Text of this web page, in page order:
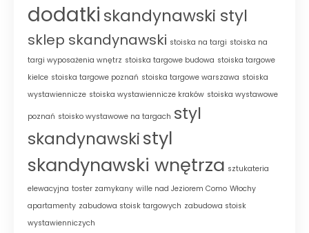
dodatki skandynawski styl
sklep skandynawski stoiska na targi stoiska na
targi wyposażenia wnętrz stoiska targowe budowa stoiska targowe
kielce stoiska targowe poznań stoiska targowe warszawa stoiska
wystawiennicze stoiska wystawiennicze kraków stoiska wystawowe
poznań stoisko wystawowe na targach styl
skandynawskistyl
skandynawski wnętrza sztukateria
elewacyjna toster zamykany wille nad Jeziorem Como Włochy
apartamenty zabudowa stoisk targowych zabudowa stoisk
wystawienniczych